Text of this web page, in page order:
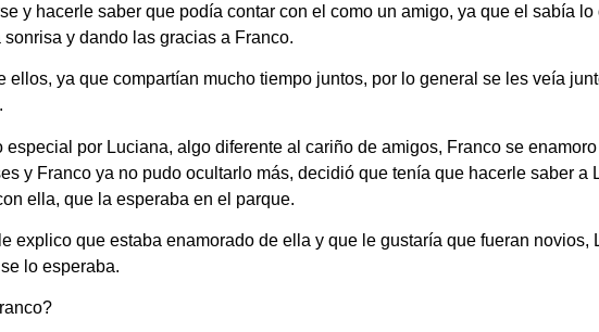
y hacerle saber que podía contar con el como un amigo, ya que el sabía
y dando las gracias a Franco.
ellos, ya que compartían mucho tiempo juntos, por lo general se les veía
por Luciana, algo diferente al cariño de amigos, Franco se
y Franco ya no pudo ocultarlo más, decidió que tenía que hacerle saber a
ella, que la esperaba en el parque.
explico que estaba enamorado de ella y que le gustaría que fueran novios,
lo esperaba.